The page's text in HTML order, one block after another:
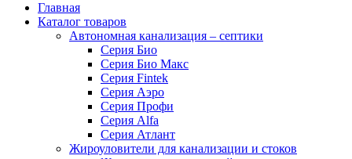
Главная
Каталог товаров
Автономная канализация – септики
Серия Био
Серия Био Макс
Серия Fintek
Серия Аэро
Серия Профи
Серия Alfa
Серия Атлант
Жироуловители для канализации и стоков